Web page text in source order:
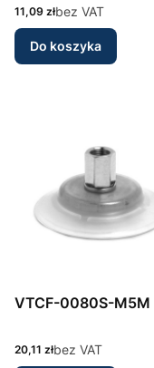
Cena
11,09 złbez VAT
Do koszyka
Cena
20,11 złbez VAT